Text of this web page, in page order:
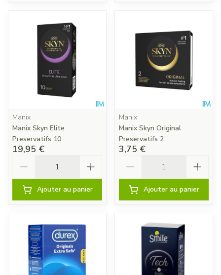
Manix
Manix Skyn Elite
Preservatifs 10
19,95 €
Ajouter au panier
Manix
Manix Skyn Original
Preservatifs 2
3,75 €
Ajouter au panier